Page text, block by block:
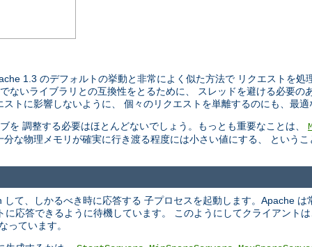
1.3 のデフォルトの挙動と非常によく似た方法で リクエストを処
ないライブラリとの互換性をとるために、 スレッドを避ける必要の
トに影響しないように、 個々のリクエストを単離するのにも、最
調整する必要はほとんどないでしょう。もっとも重要なことは、
な物理メモリが確実に行き渡る程度には小さい値にする、 というこ
て、しかるべき時に応答する 子プロセスを起動します。Apache は
応答できるように待機しています。 このようにしてクライアント
っています。